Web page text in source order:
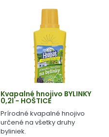
Kvapalné hnojivo BYLINKY
0,2l - HOŠTICE
Prírodné kvapalné hnojivo
určené na všetky druhy
byliniek.